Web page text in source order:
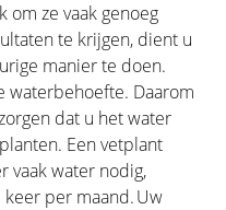
om ze vaak genoeg
te krijgen, dient u
manier te doen.
waterbehoefte. Daarom
dat u het water
Een vetplant
vaak water nodig,
per maand. Uw